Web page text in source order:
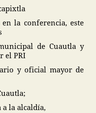
la conferencia, este
de Cuautla y
el PRI
y oficial mayor de
la alcaldía,